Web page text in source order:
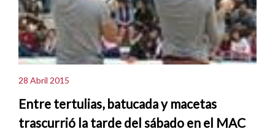
28 Abril 2015
Entre tertulias, batucada y macetas
trascurrió la tarde del sábado en el MAC